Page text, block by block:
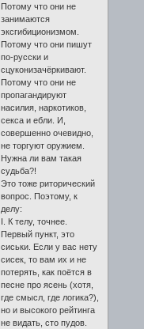
Потому что они не
занимаются
эксгибиционизмом.
Потому что они пишут
по-русски и
сцуконизачёркивают.
Потому что они не
пропагандируют
насилия, наркотиков,
секса и ебли. И,
совершенно очевидно,
не торгуют оружием.
Нужна ли вам такая
судьба?!
Это тоже риторический
вопрос. Поэтому, к
делу:
I. К телу, точнее.
Первый пункт, это
сиськи. Если у вас нету
сисек, то вам их и не
потерять, как поётся в
песне про ясень (хотя,
где смысл, где логика?),
но и высокого рейтинга
не видать, сто пудов.